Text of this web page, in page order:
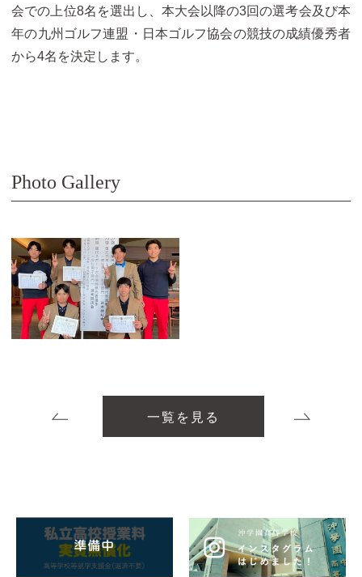
会での上位8名を選出し、本大会以降の3回の選考会及び本
年の九州ゴルフ連盟・日本ゴルフ協会の競技の成績優秀者
から4名を決定します。
Photo Gallery
一覧を見る